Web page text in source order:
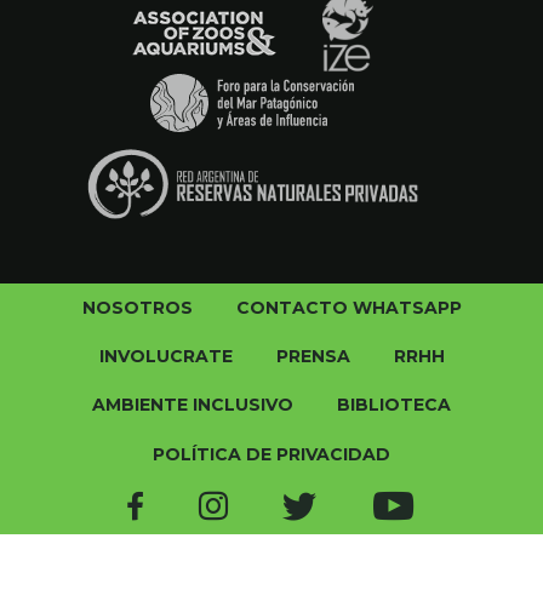
NOSOTROS CONTACTO WHATSAPP
INVOLUCRATE PRENSA RRHH
AMBIENTE INCLUSIVO BIBLIOTECA
POLÍTICA DE PRIVACIDAD